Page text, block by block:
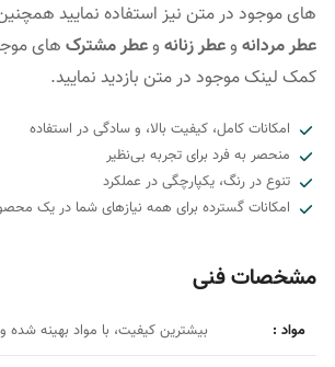
های موجود در متن نیز استفاده نمایید همچنین
عطر مردانه وعطر زنانه وعطر مشترک های
کمک لینک موجود در متن بازدید نمایید.
امکانات کامل، کیفیت بالا، و سادگی در استفاده
منحصر به فرد برای تجربه بی‌نظیر
تنوع در رنگ، یکپارچگی در عملکرد
امکانات گسترده برای همه نیازهای شما در یک
مشخصات فنی
مواد : بیشترین کیفیت، با مواد بهینه شده و